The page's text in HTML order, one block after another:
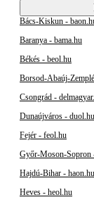
Bács-Kiskun -
Baranya - bama.hu
Békés - beol.hu
Borsod-Abaúj-
Csongrád -
Dunaújváros - duol.hu
Fejér - feol.hu
Győr-Moson-Sopron
Hajdú-Bihar - haon.hu
Heves - heol.hu